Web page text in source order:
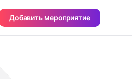
Добавить мероприятие